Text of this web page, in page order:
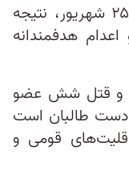
سازمان عفو بین‌الملل، روز جمعه ۲۵ شهریور، نتیجه
هدفمندانه
و قتل شش عضو
دست طالبان است
قومی و